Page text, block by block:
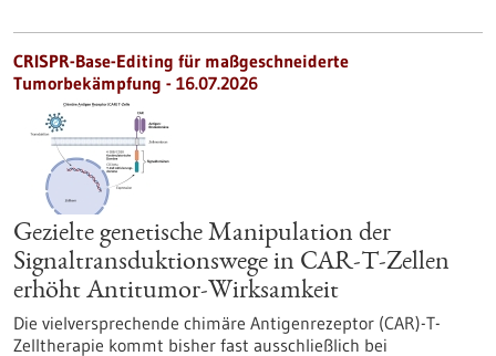
CRISPR-Base-Editing für maßgeschneiderte
Tumorbekämpfung - 16.07.2026
Gezielte genetische Manipulation der
Signaltransduktionswege in CAR-T-Zellen
erhöht Antitumor-Wirksamkeit
Die vielversprechende chimäre Antigenrezeptor (CAR)-T-
Zelltherapie kommt bisher fast ausschließlich bei